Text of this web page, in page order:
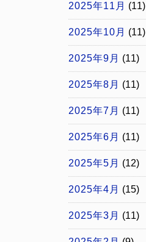
2025年11月 (11)
2025年10月 (11)
2025年9月 (11)
2025年8月 (11)
2025年7月 (11)
2025年6月 (11)
2025年5月 (12)
2025年4月 (15)
2025年3月 (11)